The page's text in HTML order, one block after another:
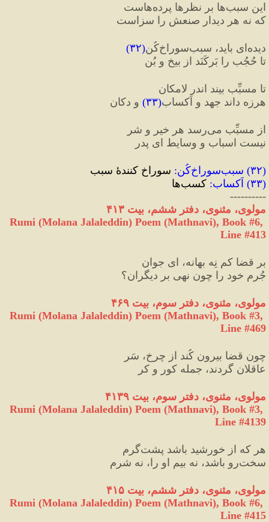
این سبب‌ها بر نظرها پرده‌هاست
که نه هر دیدار صنعش را سزاست
دیده‌‌ای باید، سبب‌سوراخ‌کُن (۳۲)
تا حُجُب را بَرکَنَد از بیخ و بُن
تا مسبِّب بیند اندر لامکان
هرزه داند جهد و اَکساب(۳۳) و دکان
از مسبِّب می‌رسد هر خیر و شر
نیست اسباب و وسایط ای پدر
(۳۲) سبب‌سوراخ‌کُن : سوراخ کنندهٔ سبب
(۳۳) اَکساب: کسب‌ها
----------
مولوی، مثنوی، دفتر ششم، بیت ۴۱۳
Rumi (Molana Jalaleddin) Poem (Mathnavi), Book #6,
Line #413
بر قضا کم نِه بهانه، ای جوان
جُرمِ خود را چون نهی بر دیگران؟
مولوی، مثنوی، دفتر سوم، بیت ۴۶۹
Rumi (Molana Jalaleddin) Poem (Mathnavi), Book #3,
Line #469
چون قضا بیرون کُند از چرخ، سَر
عاقلان گردند، جمله کور و کر
مولوی، مثنوی، دفتر سوم، بیت ۴۱۳۹
Rumi (Molana Jalaleddin) Poem (Mathnavi), Book #3,
Line #4139
هر که از خورشید باشد پشت‌گرم
سخت‌رو باشد، نه بیم او را، نه شرم
مولوی، مثنوی، دفتر ششم، بیت ۴۱۵
Rumi (Molana Jalaleddin) Poem (Mathnavi), Book #6,
Line #415